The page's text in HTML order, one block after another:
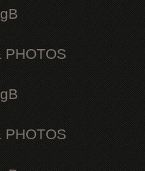
PHOTOS
PHOTOS